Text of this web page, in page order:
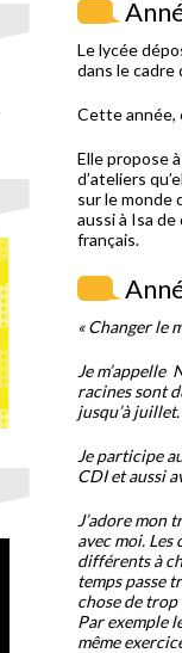
Le lycée
dans le cadre
Cette année,
Elle propose
d’ateliers
sur le monde
aussi à Isa
français.
« Changer le
Je m’appelle
racines sont
jusqu’à juillet.
Je participe
CDI et aussi
J’adore mon
avec moi. Les
différents à
temps passe
chose de
Par exemple
même